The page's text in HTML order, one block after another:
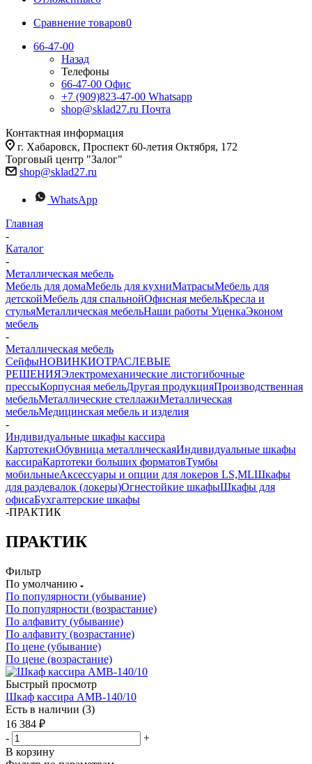
Сравнение товаров0
66-47-00
Назад
Телефоны
66-47-00 Офис
+7 (909)823-47-00 Whatsapp
shop@sklad27.ru Почта
Контактная информация
г. Хабаровск, Проспект 60-летия Октября, 172
Торговый центр "Залог"
shop@sklad27.ru
WhatsApp
Главная
-
Каталог
-
Металлическая мебель
Мебель для домаМебель для кухниМатраcыМебель для
детскойМебель для спальнойОфисная мебельКресла и
стульяМеталлическая мебельНаши работы УценкаЭконом
мебель
-
Металлическая мебель
СейфыНОВИНКИОТРАСЛЕВЫЕ
РЕШЕНИЯЭлектромеханические листогибочные
прессыКорпусная мебельДругая продукцияПроизводственная
мебельМеталлические стеллажиМеталлическая
мебельМедицинская мебель и изделия
-
Индивидуальные шкафы кассира
КартотекиОбувница металлическаяИндивидуальные шкафы
кассираКартотеки больших форматовТумбы
мобильныеАксессуары и опции для локеров LS,MLШкафы
для раздевалок (локеры)Огнестойкие шкафыШкафы для
офисаБухгалтерские шкафы
-ПРАКТИК
ПРАКТИК
Фильтр
По умолчанию
По популярности (убывание)
По популярности (возрастание)
По алфавиту (убывание)
По алфавиту (возрастание)
По цене (убывание)
По цене (возрастание)
Быстрый просмотр
Шкаф кассира AMB-140/10
Есть в наличии (3)
16 384 ₽
-
+
В корзину